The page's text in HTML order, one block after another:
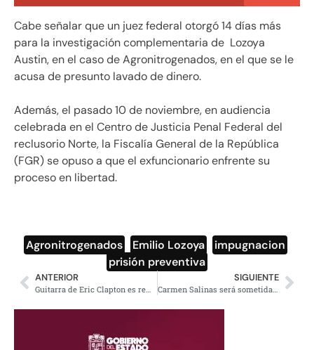
Cabe señalar que un juez federal otorgó 14 días más
para la investigación complementaria de Lozoya
Austin, en el caso de Agronitrogenados, en el que se le
acusa de presunto lavado de dinero.
Además, el pasado 10 de noviembre, en audiencia
celebrada en el Centro de Justicia Penal Federal del
reclusorio Norte, la Fiscalía General de la República
(FGR) se opuso a que el exfuncionario enfrente su
proceso en libertad.
Agronitrogenados Emilio Lozoya impugnacion
prisión preventiva
ANTERIOR SIGUIENTE
Carmen Salinas será sometida a dos cirugías; su estado de salud es estable